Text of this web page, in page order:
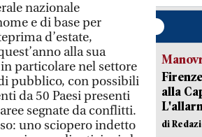
nazionale
e di base per
d’estate,
alla sua
particolare nel settore
pubblico, con possibili
da 50 Paesi presenti
segnate da conflitti.
uno sciopero indetto
alla
di